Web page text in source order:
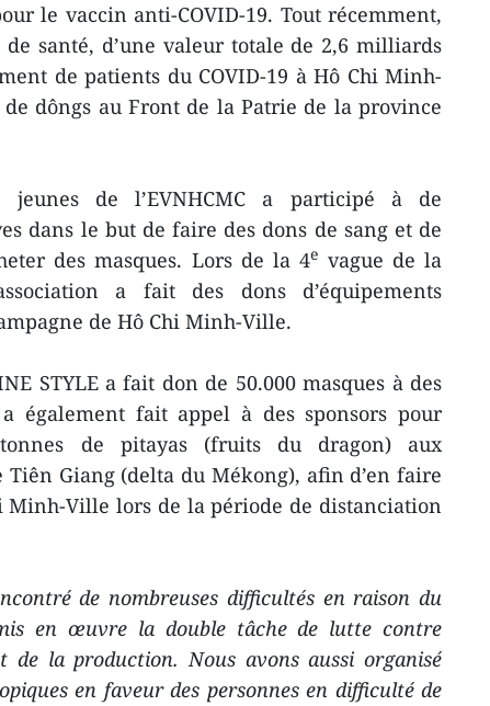
le vaccin anti-COVID-19. Tout récemment,
santé, d’une valeur totale de 2,6 milliards
de patients du COVID-19 à Hô Chi Minh-
dôngs au Front de la Patrie de la province
jeunes de l’EVNHCMC a participé à de
dans le but de faire des dons de sang et de
des masques. Lors de la 4e vague de la
a fait des dons d’équipements
de Hô Chi Minh-Ville.
STYLE a fait don de 50.000 masques à des
également fait appel à des sponsors pour
de pitayas (fruits du dragon) aux
Giang (delta du Mékong), afin d’en faire
Minh-Ville lors de la période de distanciation
de nombreuses difficultés en raison du
en œuvre la double tâche de lutte contre
de la production. Nous avons aussi organisé
en faveur des personnes en difficulté de